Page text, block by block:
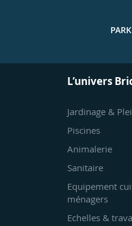
L’univers
Jardinage &
Piscines
Animalerie
Sanitaire
Equipement
ménagers
Echelles &